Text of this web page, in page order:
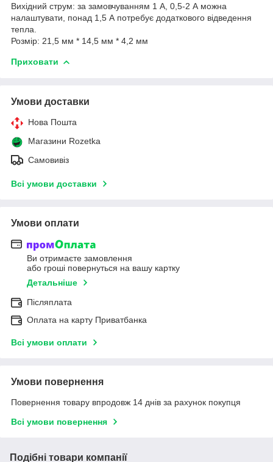
Вихідний струм: за замовчуванням 1 А, 0,5-2 А можна
налаштувати, понад 1,5 А потребує додаткового відведення
тепла.
Розмір: 21,5 мм * 14,5 мм * 4,2 мм
Приховати
Умови доставки
Нова Пошта
Магазини Rozetka
Самовивіз
Всі умови доставки
Умови оплати
Ви отримаєте замовлення
або гроші повернуться на вашу картку
Детальніше
Післяплата
Оплата на карту Приватбанка
Всі умови оплати
Умови повернення
Повернення товару впродовж 14 днів за рахунок покупця
Всі умови повернення
Подібні товари компанії